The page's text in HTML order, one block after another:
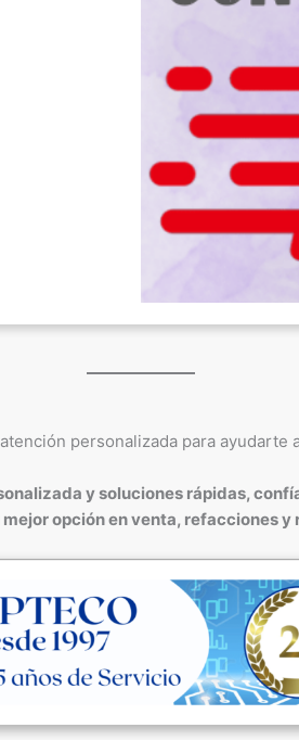
personalizada para
y soluciones rápidas,
mejor opción en venta, refacciones y